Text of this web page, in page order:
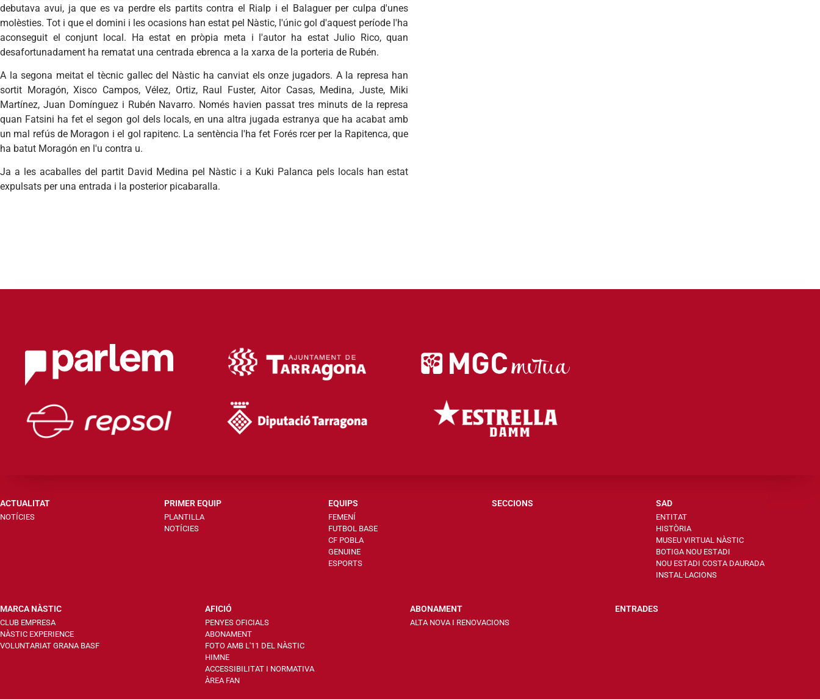
debutava avui, ja que es va perdre els partits contra el Rialp i el Balaguer per culpa d'unes
molèsties. Tot i que el domini i les ocasions han estat pel Nàstic, l'únic gol d'aquest període l'ha
aconseguit el conjunt local. Ha estat en pròpia meta i l'autor ha estat Julio Rico, quan
desafortunadament ha rematat una centrada ebrenca a la xarxa de la porteria de Rubén.
A la segona meitat el tècnic gallec del Nàstic ha canviat els onze jugadors. A la represa han
sortit Moragón, Xisco Campos, Vélez, Ortiz, Raul Fuster, Aitor Casas, Medina, Juste, Miki
Martínez, Juan Domínguez i Rubén Navarro. Només havien passat tres minuts de la represa
quan Fatsini ha fet el segon gol dels locals, en una altra jugada estranya que ha acabat amb
un mal refús de Moragon i el gol rapitenc. La sentència l'ha fet Forés rcer per la Rapitenca, que
ha batut Moragón en l'u contra u.
Ja a les acaballes del partit David Medina pel Nàstic i a Kuki Palanca pels locals han estat
expulsats per una entrada i la posterior picabaralla.
ACTUALITAT
NOTÍCIES
PRIMER EQUIP
PLANTILLA
NOTÍCIES
EQUIPS
FEMENÍ
FUTBOL BASE
CF POBLA
GENUINE
ESPORTS
SECCIONS SAD
ENTITAT
HISTÒRIA
MUSEU VIRTUAL NÀSTIC
BOTIGA NOU ESTADI
NOU ESTADI COSTA DAURADA
INSTAL·LACIONS
MARCA NÀSTIC
CLUB EMPRESA
NÀSTIC EXPERIENCE
VOLUNTARIAT GRANA BASF
AFICIÓ
PENYES OFICIALS
ABONAMENT
FOTO AMB L'11 DEL NÀSTIC
HIMNE
ACCESSIBILITAT I NORMATIVA
ÀREA FAN
ABONAMENT
ALTA NOVA I RENOVACIONS
ENTRADES